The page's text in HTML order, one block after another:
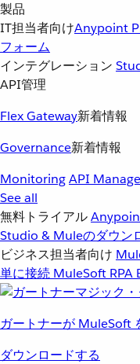
製品
IT担当者向けAnypoint
フォーム
インテグレーション
API管理
Flex Gateway新着情報
Governance新着情報
MonitoringAPI
See all
無料トライアル
Studio & Muleのダウン
ビジネス担当者向け
単に接続 MuleSoft RPA
ガートナーが MuleSoft
ダウンロードする